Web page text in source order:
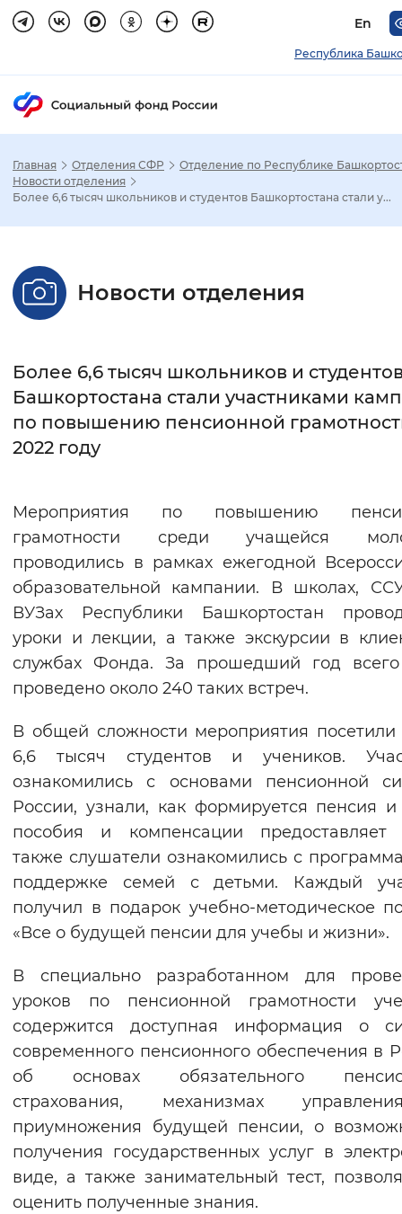
En
Республика
Настройка режима отображения
Стандартный Увеличенный
Интервал между буквами
Цвет сайта
Инверсивный
Синий фон
Изображения
Включены Выключены
Воспроизвести Остановить
Вернуть стандартные настройки
Главная Отделения СФР
Отделение по Республике
Новости отделения
Более 6,6 тысяч школьников и студентов Башкортостана стали у...
Новости отделения
Более 6,6 тысяч школьников и
Башкортостана стали участниками
по повышению пенсионной
2022 году
Мероприятия по повышению
грамотности среди учащейся
проводились в рамках ежегодной
образовательной кампании. В школах,
ВУЗах Республики Башкортостан
уроки и лекции, а также экскурсии в
службах Фонда. За прошедший год
проведено около 240 таких встреч.
В общей сложности мероприятия посетили
6,6 тысяч студентов и учеников.
ознакомились с основами пенсионной
России, узнали, как формируется пенсия и
пособия и компенсации предоставляет
также слушатели ознакомились с
поддержке семей с детьми. Каждый
получил в подарок учебно-методическое
«Все о будущей пенсии для учебы и жизни».
В специально разработанном для
уроков по пенсионной грамотности
содержится доступная информация о
современного пенсионного обеспечения в
об основах обязательного
страхования, механизмах
приумножения будущей пенсии, о
получения государственных услуг в
виде, а также занимательный тест,
оценить полученные знания.